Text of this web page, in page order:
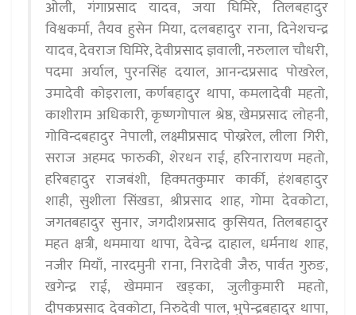
ओली, गंगाप्रसाद यादव, जया घिमिरे, तिलबहादुर
विश्वकर्मा, तैयव हुसेन मिया, दलबहादुर राना, दिनेशचन्द्र
यादव, देवराज घिमिरे, देवीप्रसाद ज्ञवाली, नरुलाल चौधरी,
पदमा अर्याल, पुरनसिंह दयाल, आनन्दप्रसाद पोखरेल,
उमादेवी कोइराला, कर्णबहादुर थापा, कमलादेवी महतो,
काशीराम अधिकारी, कृष्णगोपाल श्रेष्ठ, खेमप्रसाद लोहनी,
गोविन्दबहादुर नेपाली, लक्ष्मीप्रसाद पोख्ररेल, लीला गिरी,
सराज अहमद फारुकी, शेरधन राई, हरिनारायण महतो,
हरिबहादुर राजबंशी, हिक्मतकुमार कार्की, हंशबहादुर
शाही, सुशीला सिंखडा, श्रीप्रसाद शाह, गोमा देवकोटा,
जगतबहादुर सुनार, जगदीशप्रसाद कुसियत, तिलबहादुर
महत क्षत्री, थममाया थापा, देवेन्द्र दाहाल, धर्मनाथ शाह,
नजीर मियाँ, नारदमुनी राना, निरादेवी जैरु, पार्वत गुरुङ,
खगेन्द्र राई, खेममान खड्का, जुलीकुमारी महतो,
दीपकप्रसाद देवकोटा, निरुदेवी पाल, भुपेन्द्रबहादुर थापा,